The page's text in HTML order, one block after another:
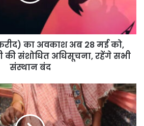
का अवकाश अब 28 मई को,
की संशोधित अधिसूचना, रहेंगे सभी
संस्थान बंद